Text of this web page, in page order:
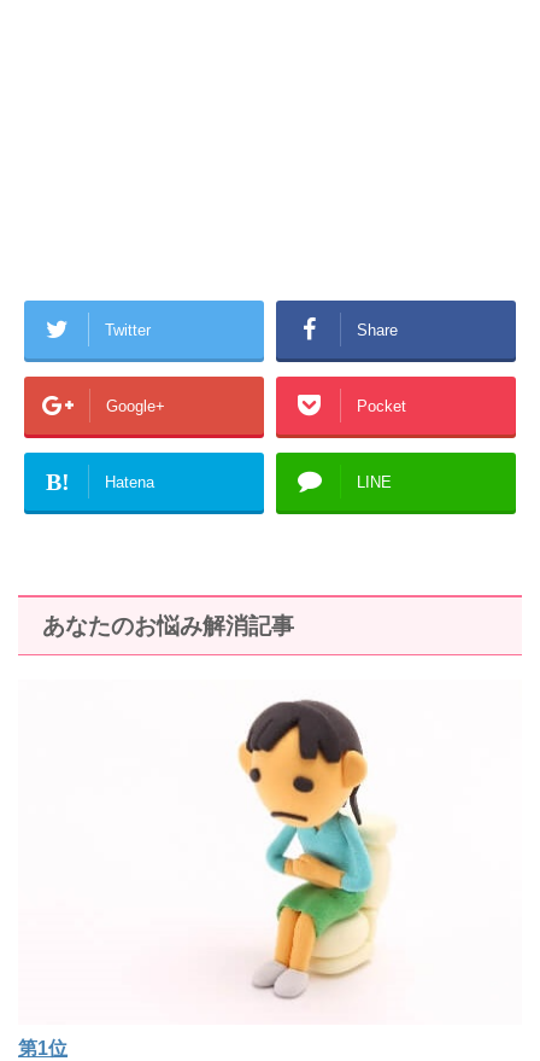
Twitter Share
Google+ Pocket
B! Hatena LINE
あなたのお悩み解消記事
第1位